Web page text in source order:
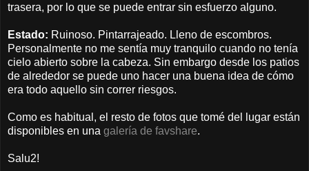
trasera, por lo que se puede entrar sin esfuerzo alguno.
Estado: Ruinoso. Pintarrajeado. Lleno de escombros.
Personalmente no me sentía muy tranquilo cuando no tenía
cielo abierto sobre la cabeza. Sin embargo desde los patios
de alrededor se puede uno hacer una buena idea de cómo
era todo aquello sin correr riesgos.
Como es habitual, el resto de fotos que tomé del lugar están
disponibles en una galería de favshare.
Salu2!